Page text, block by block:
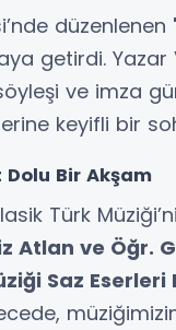
düzenlenen
getirdi. Yazar
ve imza
keyifli bir
Bir Akşam
Türk
Atlan ve Öğr.
Saz Eserleri